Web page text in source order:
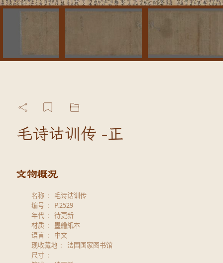
毛诗诂训传 -正
名称
毛诗诂训传
编号
P.2529
年代
待更新
材质
墨繪紙本
语言
中文
现收藏地
法国国家图书馆
尺寸